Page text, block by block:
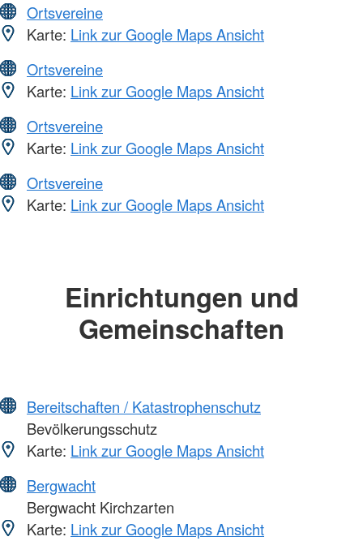
Ortsvereine
Karte: Link zur Google Maps Ansicht
Ortsvereine
Karte: Link zur Google Maps Ansicht
Ortsvereine
Karte: Link zur Google Maps Ansicht
Ortsvereine
Karte: Link zur Google Maps Ansicht
Einrichtungen und
Gemeinschaften
Bereitschaften / Katastrophenschutz
Bevölkerungsschutz
Karte: Link zur Google Maps Ansicht
Bergwacht
Bergwacht Kirchzarten
Karte: Link zur Google Maps Ansicht